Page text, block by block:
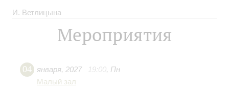
И. Ветлицына
Мероприятия
04 января, 2027 19:00, Пн
Малый зал